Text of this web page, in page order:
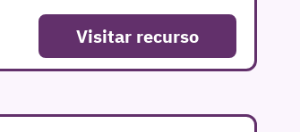
Visitar recurso